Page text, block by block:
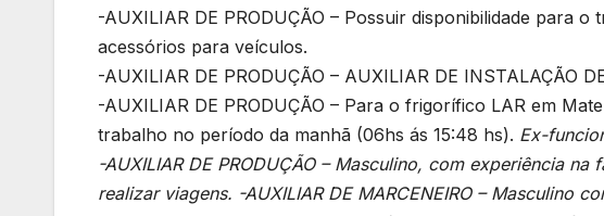
-AUXILIAR DE PRODUÇÃO – Possuir disponibilidade para
acessórios para veículos.
-AUXILIAR DE PRODUÇÃO – AUXILIAR DE INSTALAÇÃO
-AUXILIAR DE PRODUÇÃO – Para o frigorífico LAR em
trabalho no período da manhã (06hs ás 15:48 hs). Ex-
-AUXILIAR DE PRODUÇÃO – Masculino, com experiência
realizar viagens. -AUXILIAR DE MARCENEIRO – Masculino